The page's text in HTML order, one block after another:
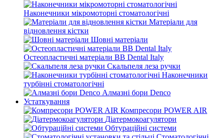
Наконечники мікромоторні стоматологічні
Матеріали для
відновлення кістки
Шовні матеріали
Остеопластичні матеріали BB Dental Italy
Скальпеля леза ручки
Наконечники
турбінні стоматологічні
Алмазні бори Denco
Устаткування
Компресори POWER AIR
Діатермокоагулятори
Обтураційні системи